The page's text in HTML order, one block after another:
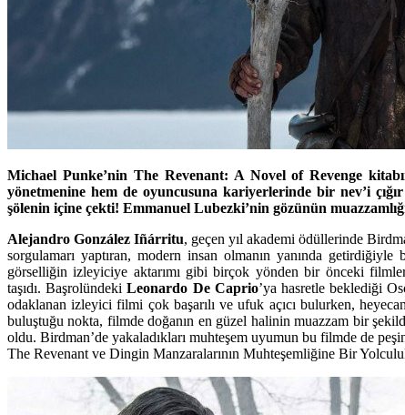
Michael Punke’nin The Revenant: A Novel of Revenge
yönetmenine hem de oyuncusuna kariyerlerinde bir nev’i
şölenin içine çekti! Emmanuel Lubezki’nin gözünün
Alejandro González Iñárritu, geçen yıl akademi ödüllerinde
sorgulamarı yaptıran, modern insan olmanın yanında
görselliğin izleyiciye aktarımı gibi birçok yönden bir önceki
taşıdı. BaşrolündekiLeonardo De Caprio’ya hasretle beklediği
odaklanan izleyici filmi çok başarılı ve ufuk açıcı bulurken,
buluştuğu nokta, filmde doğanın en güzel halinin muazzam bir
oldu. Birdman’de yakaladıkları muhteşem uyumun bu filmde de
The Revenant ve Dingin Manzaralarının Muhteşemliğine Bir